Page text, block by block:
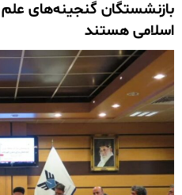
بازنشستگان گنجینه‌های علم
اسلامی هستند